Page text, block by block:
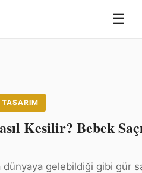
☰
TASARIM
Kesilir? Bebek
gelebildiği gibi gür